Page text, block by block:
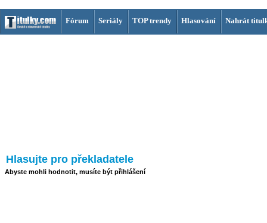
Fórum Seriály TOP trendy Hlasování Nahrát
Hlasujte pro překladatele
Abyste mohli hodnotit, musíte být přihlášení